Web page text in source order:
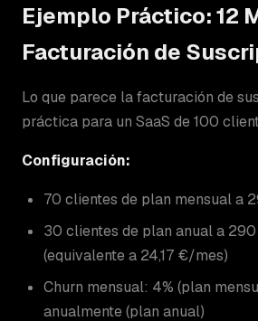
Ejemplo Práctico: 12
Facturación de
Lo que parece la facturación de
práctica para un SaaS de 100
Configuración:
70 clientes de plan mensual a
30 clientes de plan anual a
(equivalente a 24,17 €/mes)
Churn mensual: 4% (plan
anualmente (plan anual)